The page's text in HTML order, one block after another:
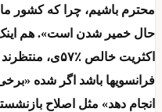
محترم باشیم، چرا که کشور ما
حال خمیر شدن است». هم
اکثریت خالص
فرانسویها باشد اگر شده «برخی
انجام دهد» مثل اصلاح